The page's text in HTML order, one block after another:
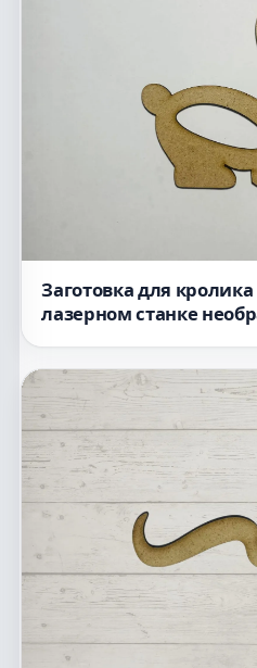
Заготовка для
лазерном станке